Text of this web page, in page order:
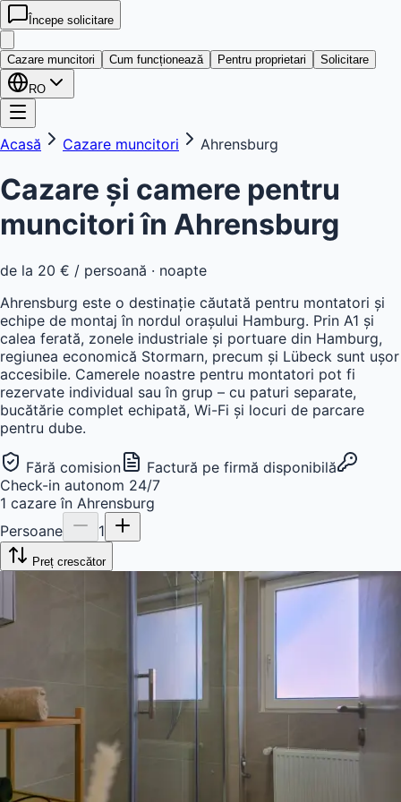
Începe solicitare
kwatera24
Cazare muncitori Cum funcționează Pentru proprietari Solicitare
RO
Acasă Cazare muncitori Ahrensburg
Cazare și camere pentru
muncitori în Ahrensburg
de la 20 € / persoană · noapte
Ahrensburg este o destinație căutată pentru montatori și
echipe de montaj în nordul orașului Hamburg. Prin A1 și
calea ferată, zonele industriale și portuare din Hamburg,
regiunea economică Stormarn, precum și Lübeck sunt ușor
accesibile. Camerele noastre pentru montatori pot fi
rezervate individual sau în grup – cu paturi separate,
bucătărie complet echipată, Wi-Fi și locuri de parcare
pentru dube.
Fără comision
Factură pe firmă disponibilă
Check-in autonom 24/7
1 cazare în Ahrensburg
Persoane
1
Preț crescător